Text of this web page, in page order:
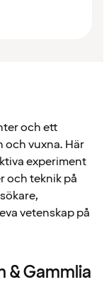
och ett
vuxna. Här
experiment
och teknik på
vetenskap på
& Gammlia